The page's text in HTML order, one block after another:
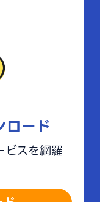
ロード
ビスを網羅